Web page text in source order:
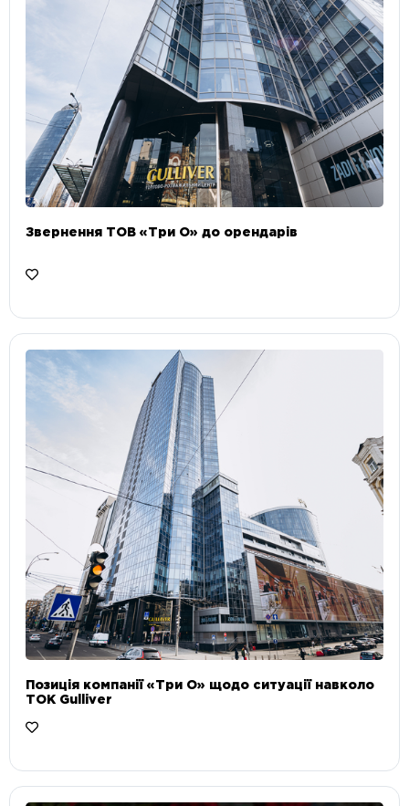
Звернення ТОВ «Три О» до орендарів
Позиція компанії «Три О» щодо ситуації навколо
ТОК Gulliver